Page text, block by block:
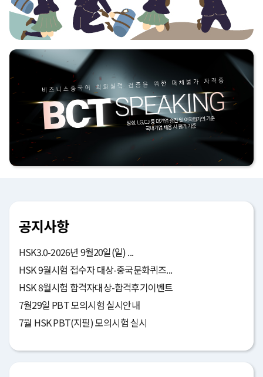
공지사항
HSK3.0-2026년 9월20일(일) ...
HSK 9월시험 접수자 대상-중국문화퀴즈...
HSK 8월시험 합격자대상-합격후기이벤트
7월29일 PBT 모의시험 실시안내
7월 HSK PBT(지필) 모의시험 실시